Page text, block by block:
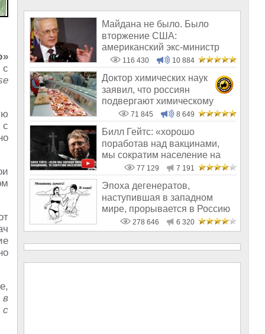
в
с
Майдана не было. Было
вторжение США:
американский экс-министр
написал открытое пись
116 430 10 884
Доктор химических наук
заявил, что россиян
подвергают химическому
геноциду71 845 8 649
Билл Гейтс: «хорошо
поработав над вакцинами,
мы сократим население на
10-15%»77 129 7 191
Эпоха дегенератов,
наступившая в западном
мире, прорывается в Россию
278 646 6 320